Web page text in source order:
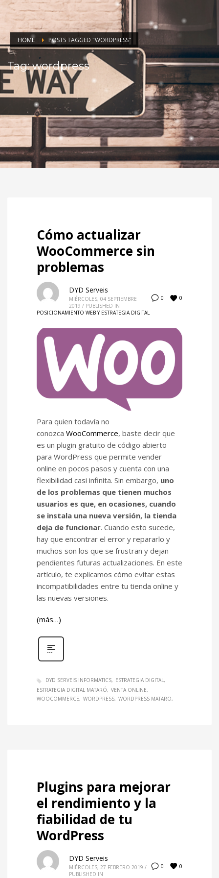
HOME POSTS TAGGED "WORDPRESS"
Tag: wordpress
Cómo actualizar
WooCommerce sin
problemas
0 0
DYD Serveis
MIÉRCOLES, 04 SEPTIEMBRE
2019 / PUBLISHED IN
POSICIONAMIENTO WEB Y ESTRATEGIA DIGITAL
Para quien todavía no
conozca WooCommerce, baste decir que
es un plugin gratuito de código abierto
para WordPress que permite vender
online en pocos pasos y cuenta con una
flexibilidad casi infinita. Sin embargo, uno
de los problemas que tienen muchos
usuarios es que, en ocasiones, cuando
se instala una nueva versión, la tienda
deja de funcionar. Cuando esto sucede,
hay que encontrar el error y repararlo y
muchos son los que se frustran y dejan
pendientes futuras actualizaciones. En este
artículo, te explicamos cómo evitar estas
incompatibilidades entre tu tienda online y
las nuevas versiones.
(más…)
DYD SERVEIS INFORMATICS
ESTRATEGIA DIGITAL
ESTRATEGIA DIGITAL MATARÓ
VENTA ONLINE
WOOCOMMERCE
WORDPRESS WORDPRESS MATARO
Plugins para mejorar
el rendimiento y la
fiabilidad de tu
WordPress
0 0
DYD Serveis
MIÉRCOLES, 27 FEBRERO 2019 /
PUBLISHED IN